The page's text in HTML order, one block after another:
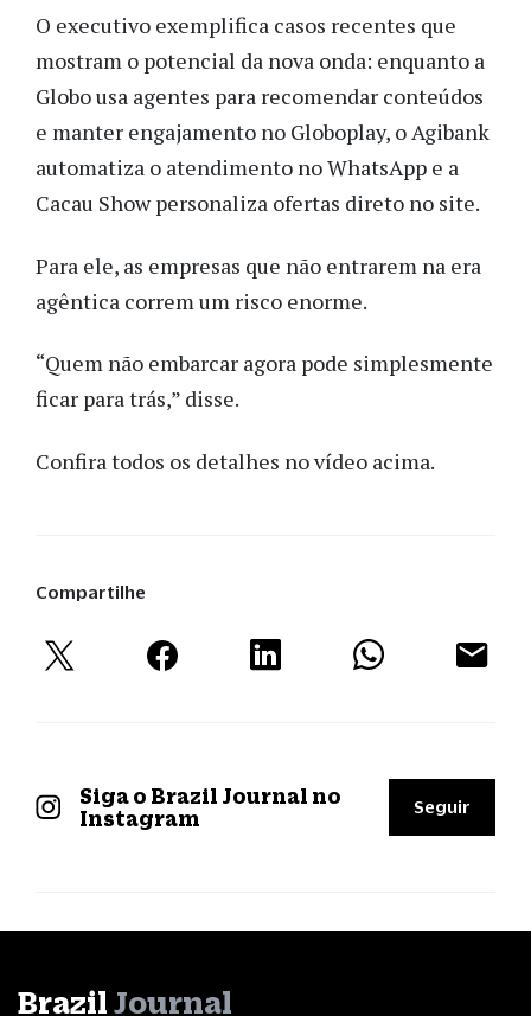
O executivo exemplifica casos recentes que
mostram o potencial da nova onda: enquanto a
Globo usa agentes para recomendar conteúdos
e manter engajamento no Globoplay, o Agibank
automatiza o atendimento no WhatsApp e a
Cacau Show personaliza ofertas direto no site.
Para ele, as empresas que não entrarem na era
agêntica correm um risco enorme.
“Quem não embarcar agora pode simplesmente
ficar para trás,” disse.
Confira todos os detalhes no vídeo acima.
Compartilhe
Siga o Brazil Journal no
Instagram
Seguir
Brazil Journal